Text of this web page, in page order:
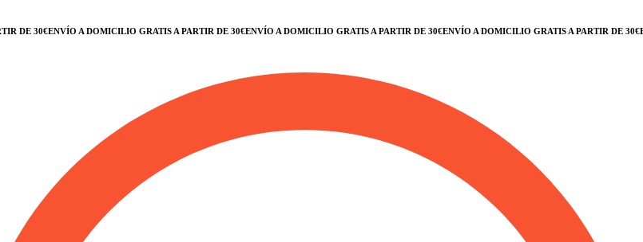
30€ENVÍO A DOMICILIO GRATIS A PARTIR DE 30€ENVÍO A DOMICILIO GRATIS A PARTIR DE 30€ENVÍO A DOMICILIO GRATIS A PARTIR DE 30€